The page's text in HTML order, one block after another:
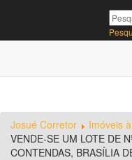
Josué Corretor Imóveis
VENDE-SE UM LOTE DE
CONTENDAS, BRASÍLIA